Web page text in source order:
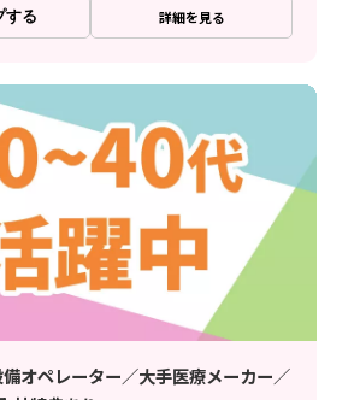
する 詳細を見る
備オペレーター／大手医療メーカー／